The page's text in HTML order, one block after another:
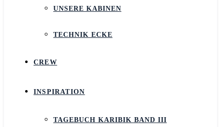
UNSERE KABINEN
TECHNIK ECKE
CREW
INSPIRATION
TAGEBUCH KARIBIK BAND III